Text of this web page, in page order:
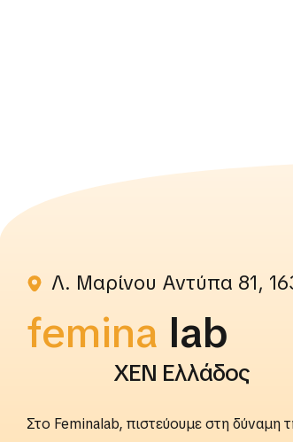
Λ. Μαρίνου Αντύπα 81,
femina
ΧΕΝ Ελλάδος
Στο Feminalab, πιστεύουμε στη δύναμη